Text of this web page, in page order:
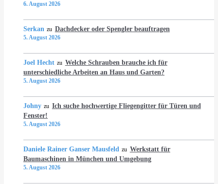
6. August 2026
Serkan zu Dachdecker oder Spengler beauftragen
5. August 2026
Joel Hecht zu Welche Schrauben brauche ich für
unterschiedliche Arbeiten an Haus und Garten?
5. August 2026
Johny zu Ich suche hochwertige Fliegengitter für Türen und
Fenster!
5. August 2026
Daniele Rainer Ganser Mausfeld zu Werkstatt für
Baumaschinen in München und Umgebung
5. August 2026